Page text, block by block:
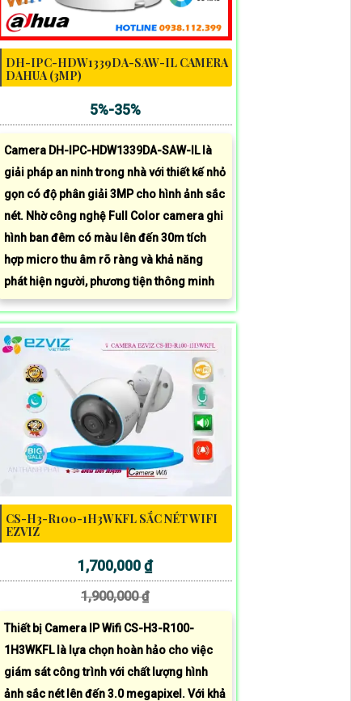
DH-IPC-HDW1339DA-SAW-IL CAMERA
DAHUA (3MP)
5%-35%
Camera DH-IPC-HDW1339DA-SAW-IL là
giải pháp an ninh trong nhà với thiết kế nhỏ
gọn có độ phân giải 3MP cho hình ảnh sắc
nét. Nhờ công nghệ Full Color camera ghi
hình ban đêm có màu lên đến 30m tích
hợp micro thu âm rõ ràng và khả năng
phát hiện người, phương tiện thông minh
CS-H3-R100-1H3WKFL SẮC NÉT WIFI
EZVIZ
1,700,000 ₫
1,900,000 ₫
Thiết bị Camera IP Wifi CS-H3-R100-
1H3WKFL là lựa chọn hoàn hảo cho việc
giám sát công trình với chất lượng hình
ảnh sắc nét lên đến 3.0 megapixel. Với khả